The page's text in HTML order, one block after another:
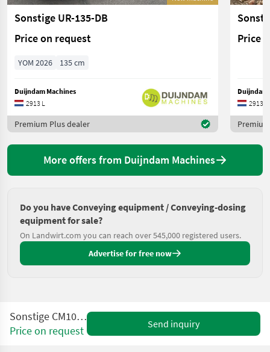
Sonstige UR-135-DB
Price on request
YOM 2026 135 cm
Duijndam Machines
2913 L
Premium Plus dealer
Price
Duijndam
2913 L
More offers from Duijndam Machines
Do you have Conveying equipment / Conveying-dosing
equipment for sale?
On Landwirt.com you can reach over 545,000 registered users.
Advertise for free now
Sonstige CM100 Cocomill
Price on request
Send inquiry